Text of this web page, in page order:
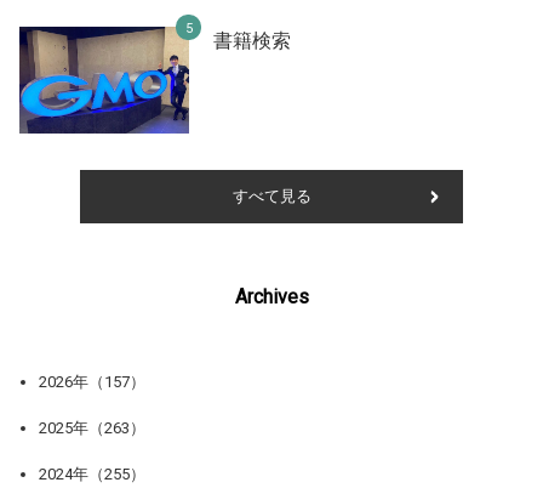
書籍検索
すべて見る
Archives
2026年（157）
2025年（263）
2024年（255）